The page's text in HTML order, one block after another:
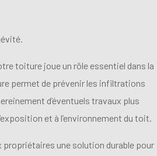
toiture joue un rôle essentiel dans la
permet de prévenir les infiltrations
d’éventuels travaux plus
et à l’environnement du toit.
une solution durable pour